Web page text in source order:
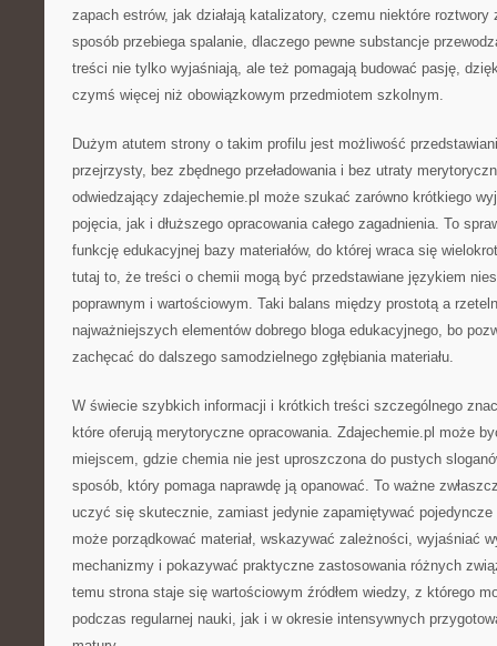
zapach estrów, jak działają katalizatory, czemu niektóre roztwory
sposób przebiega spalanie, dlaczego pewne substancje
treści nie tylko wyjaśniają, ale też pomagają budować pasję,
czymś więcej niż obowiązkowym przedmiotem szkolnym.
Dużym atutem strony o takim profilu jest możliwość
przejrzysty, bez zbędnego przeładowania i bez utraty
odwiedzający zdajechemie.pl może szukać zarówno krótkiego
pojęcia, jak i dłuższego opracowania całego zagadnienia. To
funkcję edukacyjnej bazy materiałów, do której wraca się
tutaj to, że treści o chemii mogą być przedstawiane językiem
poprawnym i wartościowym. Taki balans między prostotą a
najważniejszych elementów dobrego bloga edukacyjnego, bo
zachęcać do dalszego samodzielnego zgłębiania materiału.
W świecie szybkich informacji i krótkich treści szczególnego
które oferują merytoryczne opracowania. Zdajechemie.pl może
miejscem, gdzie chemia nie jest uproszczona do pustych
sposób, który pomaga naprawdę ją opanować. To ważne
uczyć się skutecznie, zamiast jedynie zapamiętywać
może porządkować materiał, wskazywać zależności, wyjaśniać
mechanizmy i pokazywać praktyczne zastosowania różnych
temu strona staje się wartościowym źródłem wiedzy, z którego
podczas regularnej nauki, jak i w okresie intensywnych